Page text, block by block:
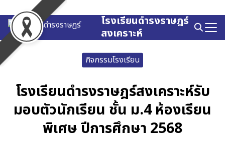
to
content
โรงเรียนดำรงราษฎร์
สงเคราะห์
Search
for:
กิจกรรมโรงเรียน
โรงเรียนดำรงราษฎร์สงเคราะห์รับ
มอบตัวนักเรียน ชั้น ม.4 ห้องเรียน
พิเศษ ปีการศึกษา 2568